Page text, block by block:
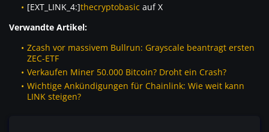
[EXT_LINK_4:]thecryptobasic auf X
Verwandte Artikel:
Zcash vor massivem Bullrun: Grayscale beantragt ersten
ZEC-ETF
Verkaufen Miner 50.000 Bitcoin? Droht ein Crash?
Wichtige Ankündigungen für Chainlink: Wie weit kann
LINK steigen?